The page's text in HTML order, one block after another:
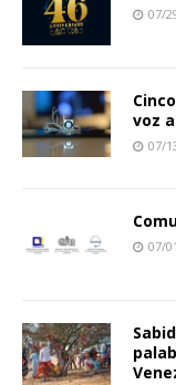
07/
voz
07/
07/